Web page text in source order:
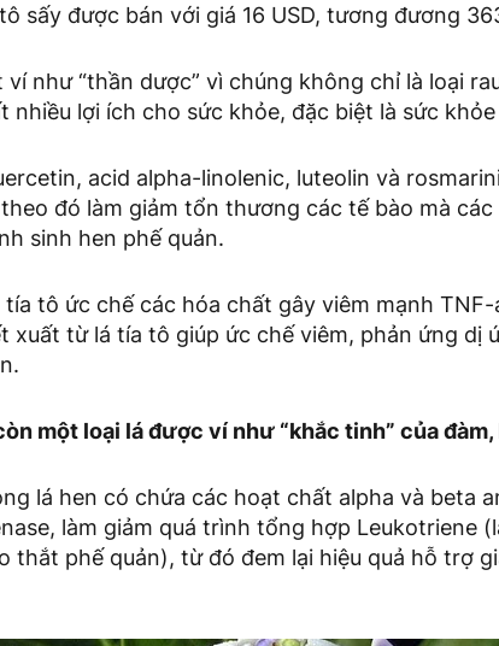
sấy được bán với giá 16 USD, tương đương
như “thần dược” vì chúng không chỉ là loại
nhiều lợi ích cho sức khỏe, đặc biệt là sức
acid alpha-linolenic, luteolin và
đó làm giảm tổn thương các tế bào mà
sinh hen phế quản.
tô ức chế các hóa chất gây viêm mạnh TNF-
xuất từ lá tía tô giúp ức chế viêm, phản ứng dị
một loại lá được ví như “khắc tinh” của
lá hen có chứa các hoạt chất alpha và beta
làm giảm quá trình tổng hợp Leukotriene
thắt phế quản), từ đó đem lại hiệu quả hỗ trợ